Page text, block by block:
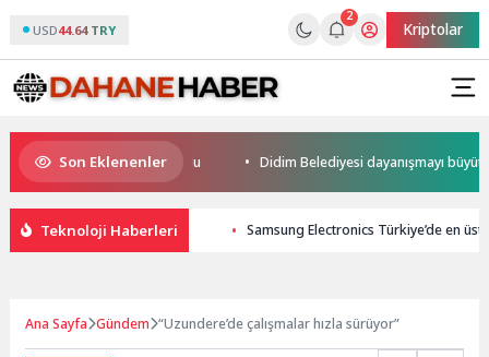
USD44.64 TRY
2
Kriptolar
Son Eklenenler
kupalar sahiplerini buldu Didim Belediyesi dayanışmayı büyütüyor
Teknoloji Haberleri Samsung Electronics Türkiye’de en
Ana Sayfa Gündem “Uzundere’de çalışmalar hızla sürüyor”